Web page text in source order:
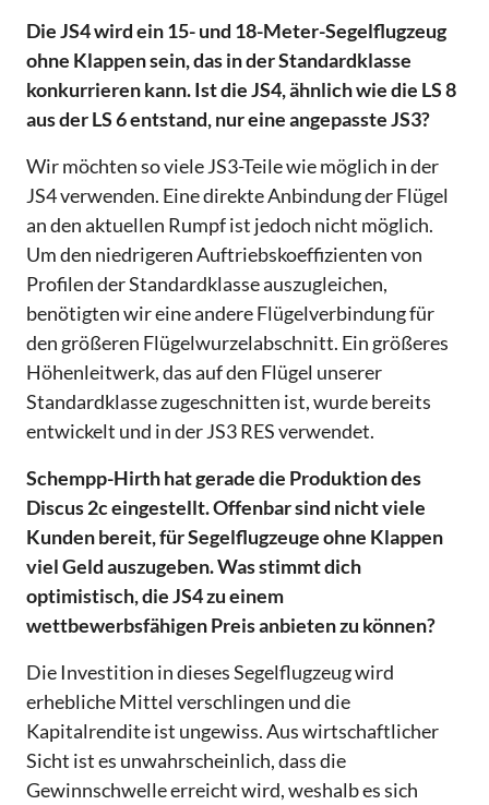
Die JS4 wird ein 15- und 18-Meter-Segelflugzeug
ohne Klappen sein, das in der Standardklasse
konkurrieren kann. Ist die JS4, ähnlich wie die LS 8
aus der LS 6 entstand, nur eine angepasste JS3?
Wir möchten so viele JS3-Teile wie möglich in der
JS4 verwenden. Eine direkte Anbindung der Flügel
an den aktuellen Rumpf ist jedoch nicht möglich.
Um den niedrigeren Auftriebskoeffizienten von
Profilen der Standardklasse auszugleichen,
benötigten wir eine andere Flügelverbindung für
den größeren Flügelwurzelabschnitt. Ein größeres
Höhenleitwerk, das auf den Flügel unserer
Standardklasse zugeschnitten ist, wurde bereits
entwickelt und in der JS3 RES verwendet.
Schempp-Hirth hat gerade die Produktion des
Discus 2c eingestellt. Offenbar sind nicht viele
Kunden bereit, für Segelflugzeuge ohne Klappen
viel Geld auszugeben. Was stimmt dich
optimistisch, die JS4 zu einem
wettbewerbsfähigen Preis anbieten zu können?
Die Investition in dieses Segelflugzeug wird
erhebliche Mittel verschlingen und die
Kapitalrendite ist ungewiss. Aus wirtschaftlicher
Sicht ist es unwahrscheinlich, dass die
Gewinnschwelle erreicht wird, weshalb es sich